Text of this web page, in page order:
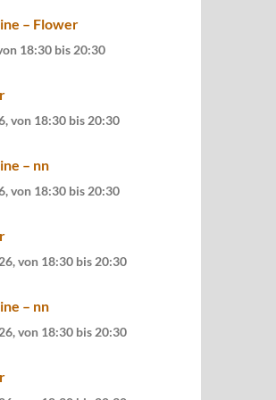
– Flower
18:30 bis 20:30
von 18:30 bis 20:30
– nn
von 18:30 bis 20:30
von 18:30 bis 20:30
– nn
von 18:30 bis 20:30